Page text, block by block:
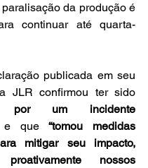
da produção é
continuar até quarta-
publicada em seu
por um incidente
que “tomou medidas
mitigar seu impacto,
proativamente nossos